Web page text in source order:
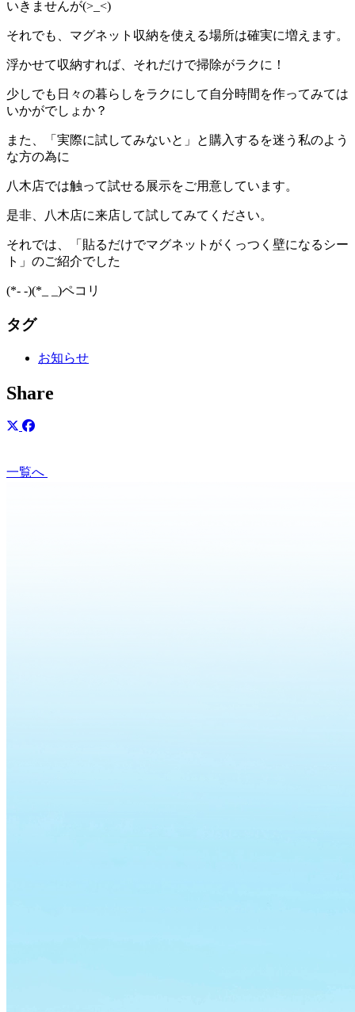
いきませんが(>_<)
それでも、マグネット収納を使える場所は確実に増えます。
浮かせて収納すれば、それだけで掃除がラクに！
少しでも日々の暮らしをラクにして自分時間を作ってみては
いかがでしょか？
また、「実際に試してみないと」と購入するを迷う私のよう
な方の為に
八木店では触って試せる展示をご用意しています。
是非、八木店に来店して試してみてください。
それでは、「貼るだけでマグネットがくっつく壁になるシー
ト」のご紹介でした
(*- -)(*_ _)ペコリ
タグ
お知らせ
Share
一覧へ